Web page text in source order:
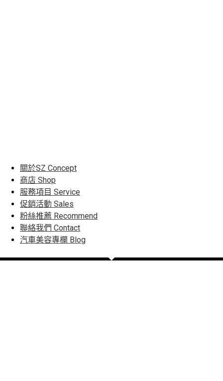
關於SZ Concept
商店 Shop
服務項目 Service
促銷活動 Sales
粉絲推薦 Recommend
聯絡我們 Contact
汽車美容專欄 Blog